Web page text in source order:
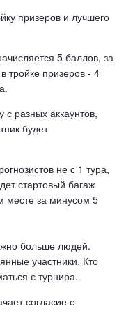
призеров и лучшего
5 баллов, за
тройке призеров - 4
с разных аккаунтов,
будет
не с 1 тура,
стартовый багаж
месте за минусом 5
больше людей.
участники. Кто
с турнира.
согласие с